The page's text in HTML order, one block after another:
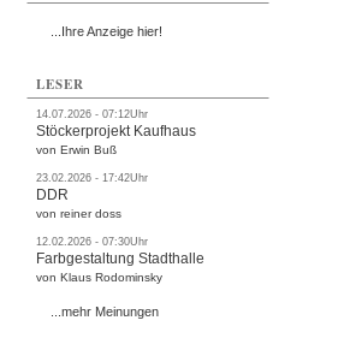
...Ihre Anzeige hier!
LESER
14.07.2026 - 07:12Uhr
Stöckerprojekt Kaufhaus
von Erwin Buß
23.02.2026 - 17:42Uhr
DDR
von reiner doss
12.02.2026 - 07:30Uhr
Farbgestaltung Stadthalle
von Klaus Rodominsky
...mehr Meinungen